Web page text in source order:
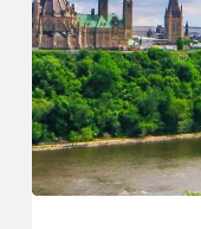
presse
relatif
à
la
loi
sur
les